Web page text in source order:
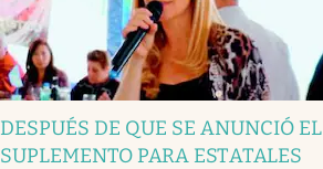
DESPUÉS DE QUE SE ANUNCIÓ EL
SUPLEMENTO PARA ESTATALES